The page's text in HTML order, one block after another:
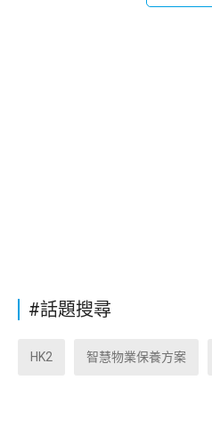
#話題搜尋
HK2 智慧物業保養方案